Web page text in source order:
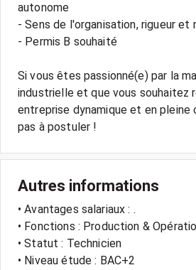
autonome
- Sens de l'organisation, rigueur
- Permis B souhaité
Si vous êtes passionné(e) par la
industrielle et que vous souhaitez
entreprise dynamique et en pleine
Autres informations
• Avantages salariaux : .
• Fonctions : Production &
• Statut : Technicien
• Niveau étude : BAC+2